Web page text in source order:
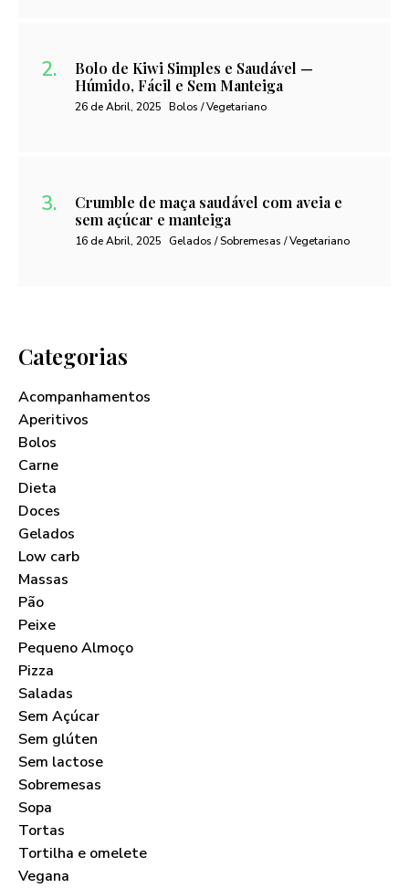
Bolo de Kiwi Simples e Saudável —
Húmido, Fácil e Sem Manteiga
26 de Abril, 2025 Bolos / Vegetariano
Crumble de maça saudável com aveia e
sem açúcar e manteiga
16 de Abril, 2025 Gelados / Sobremesas / Vegetariano
Categorias
Acompanhamentos
Aperitivos
Bolos
Carne
Dieta
Doces
Gelados
Low carb
Massas
Pão
Peixe
Pequeno Almoço
Pizza
Saladas
Sem Açúcar
Sem glúten
Sem lactose
Sobremesas
Sopa
Tortas
Tortilha e omelete
Vegana